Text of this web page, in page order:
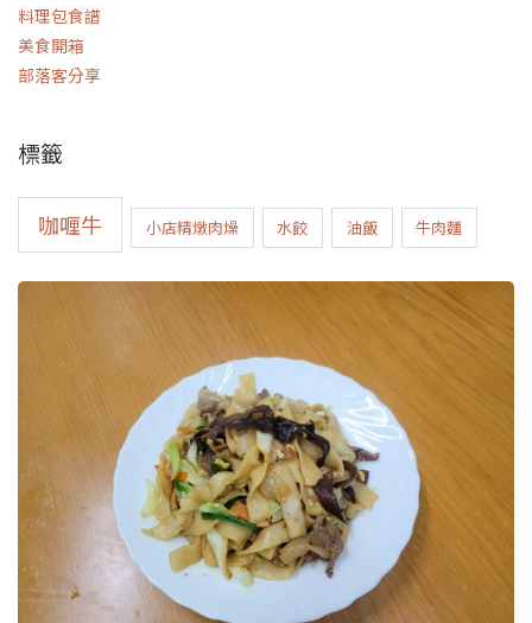
料理包食譜
美食開箱
部落客分享
標籤
咖喱牛 小店精燉肉燥 水餃 油飯 牛肉麵